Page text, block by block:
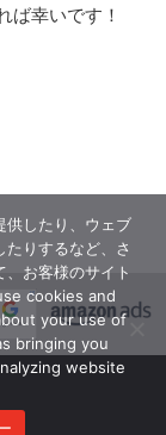
ば幸いです！
供したり、ウェブ
りするなど、さ
お客様のサイト
cookies and
your use of
bringing you
website